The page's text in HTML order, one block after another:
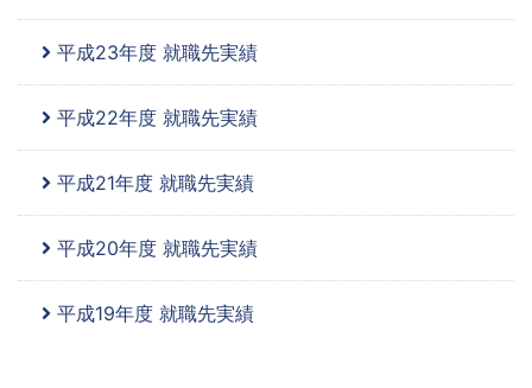
平成23年度 就職先実績
平成22年度 就職先実績
平成21年度 就職先実績
平成20年度 就職先実績
平成19年度 就職先実績